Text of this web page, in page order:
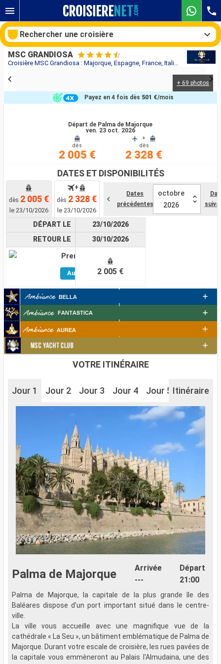
Croisière MSC Grandiosa : Majorque, Espagne, France, Italie au départ de Palma de Majorque
MSC GRANDIOSA
+ 69 photos
Départ de Palma de Majorque
ven. 23 oct. 2026
dès
2 005 €
+
dès
2 328 €
Payez en 4 fois dès 501 €/mois
DATES ET DISPONIBILITÉS
dès 2 005 €
le 23/10/2026
+
dès 2 328 €
le 23/10/2026
Dates
précédentes
octobre
2026
DÉPART LE
RETOUR LE
Premium
Autres
23/10/2026
30/10/2026
2 005 €
VOTRE ITINÉRAIRE
Jour 1 Jour 2 Jour 3 Jour 4 Jour 5 Jour 6
Itinéraire
Palma de Majorque
Arrivée
---
Départ
21:00
Palma de Majorque, la capitale de la plus grande île des
Baléares dispose d'un port important situé dans le centre-
ville.
La ville vous accueille avec une magnifique vue de la
cathédrale « La Seu », un bâtiment emblématique de Palma de
Majorque. Durant votre escale de croisière, les rues pavées de
la capitale vous emmèneront au Palais l'Almudaina, une des
Rechercher une croisière
Compagnies
Rechercher